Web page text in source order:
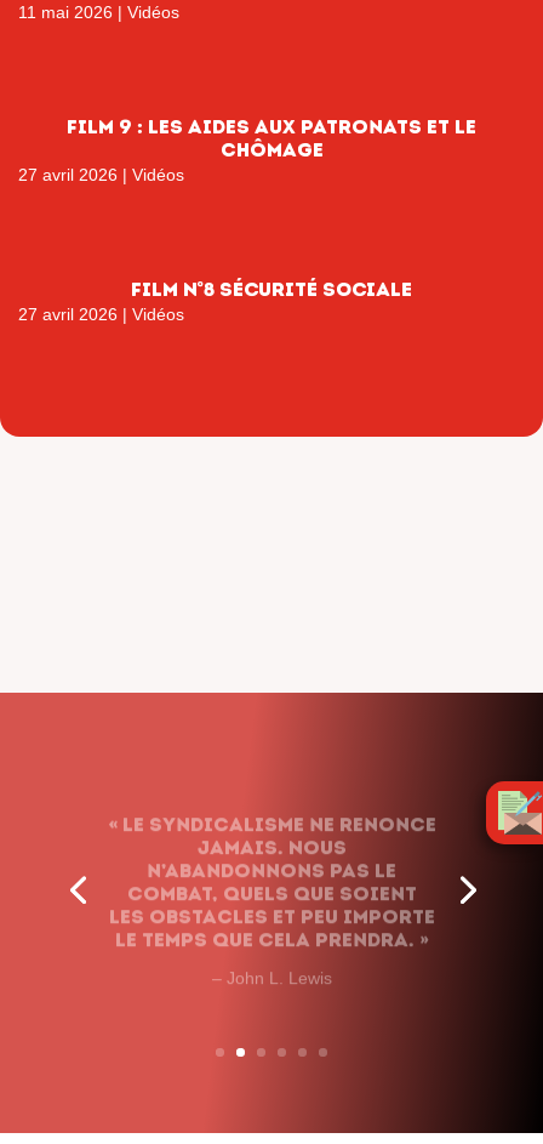
11 mai 2026 | Vidéos
film 9 : les aides aux patronats et le
chômage
27 avril 2026 | Vidéos
FILM N°8 SÉCURITÉ SOCIALE
27 avril 2026 | Vidéos
jamais. Nous
n’abandonnons pas le
combat, quels que soient
les obstacles et peu importe
le temps que cela prendra. »